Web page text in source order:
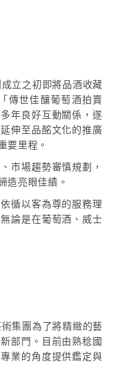
立之初即將品酒收藏
傳世佳釀葡萄酒拍賣
年良好互動關係，遂
伸至品酩文化的推廣
要里程。
市場趨勢審慎規劃，
造亮眼佳績。
循以客為尊的服務理
論是在葡萄酒、威士
集團為了將精緻的藝
部門。目前由熟稔國
業的角度提供鑑定與